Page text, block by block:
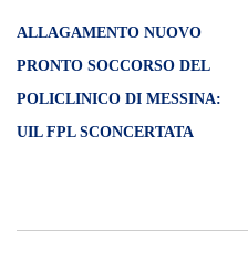
ALLAGAMENTO NUOVO
PRONTO SOCCORSO DEL
POLICLINICO DI MESSINA:
UIL FPL SCONCERTATA